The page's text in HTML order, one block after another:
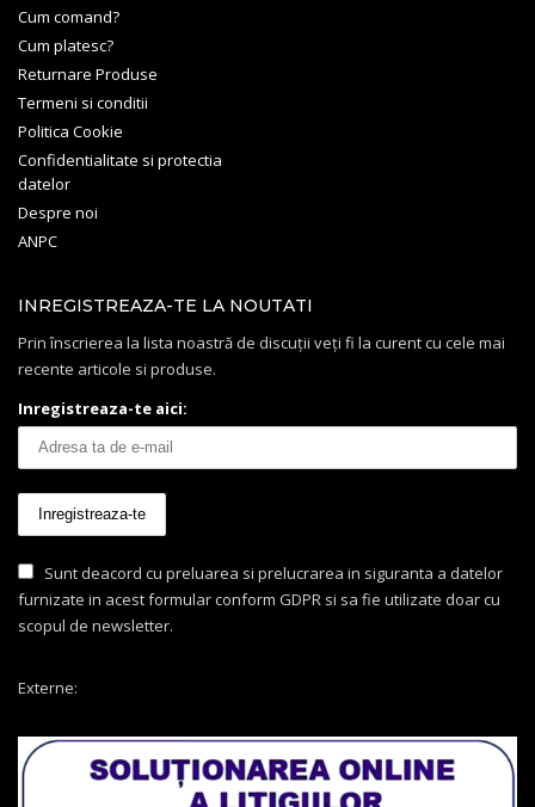
Cum comand?
Cum platesc?
Returnare Produse
Termeni si conditii
Politica Cookie
Confidentialitate si protectia
datelor
Despre noi
ANPC
INREGISTREAZA-TE LA NOUTATI
Prin înscrierea la lista noastră de discuții veți fi la curent cu cele mai
recente articole si produse.
Inregistreaza-te aici:
Sunt deacord cu preluarea si prelucrarea in siguranta a datelor
furnizate in acest formular conform GDPR si sa fie utilizate doar cu
scopul de newsletter.
Externe: